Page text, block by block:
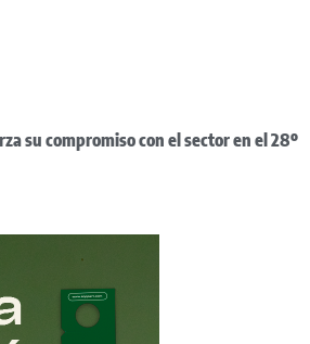
su compromiso con el sector en el 28º